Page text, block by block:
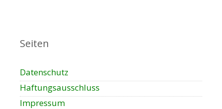
a
u
n
g
Seiten
Datenschutz
Haftungsausschluss
Impressum